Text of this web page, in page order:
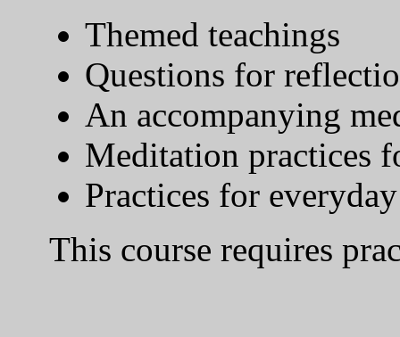
Themed teachings
Questions for
An accompanying
Meditation practices
Practices for
This course requires